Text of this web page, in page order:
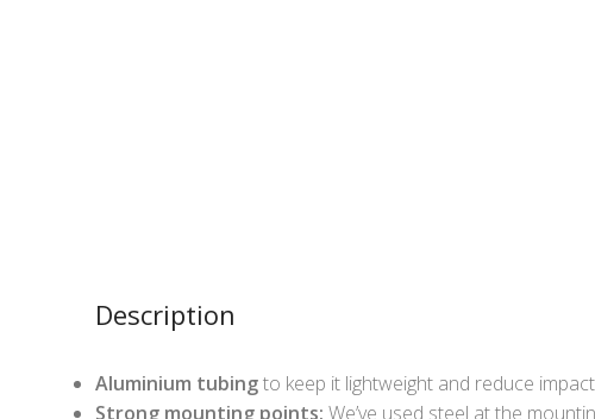
Description
Aluminium tubingto keep it lightweight and reduce
Strong mounting points: We’ve used steel at the